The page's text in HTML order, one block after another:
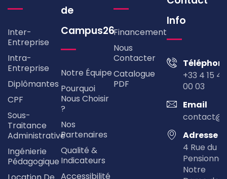
Inter-
Entreprise
Intra-
Entreprise
Diplômantes
CPF
Sous-
Traitance
Administrative
Ingénierie
Pédagogique
de
Campus26
Notre Équipe
Pourquoi
Nous Choisir
?
Nos
Partenaires
Qualité &
Indicateurs
Accessibilité
Financement
Nous
Contacter
Catalogue
PDF
Info
+33 4 15 49
00 03
Email
Adresse
4 Rue du
Pensionnat
Notre